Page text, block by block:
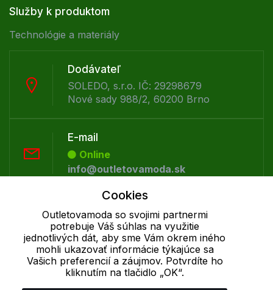
Služby k produktom
Technológie a materiály
Dodávateľ
SOLEDO, s.r.o. IČ: 29298679
Nové sady 988/2, 60200 Brno
E-mail
Online
info@outletovamoda.sk
Offline
+421 277 270 055
Cookie - podrobné nastavenie |Ďalšie informácie
Cookies
Outletovamoda so svojimi partnermi
potrebuje Váš súhlas na využitie
jednotlivých dát, aby sme Vám okrem iného
mohli ukazovať informácie týkajúce sa
Vašich preferencií a záujmov. Potvrdíte ho
kliknutím na tlačidlo „OK“.